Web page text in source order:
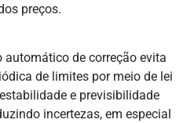
preços.
de correção evita
de limites por meio de lei
e previsibilidade
incertezas, em especial